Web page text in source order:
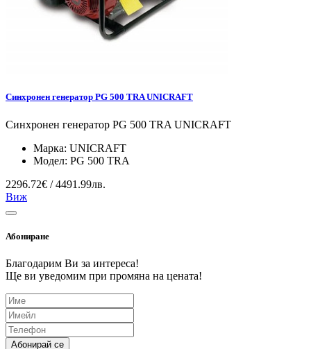
Синхронен генератор PG 500 TRA UNICRAFT
Синхронен генератор PG 500 TRA UNICRAFT
Марка: UNICRAFT
Модел: PG 500 TRA
2296.72€ / 4491.99лв.
Виж
Абониране
Благодарим Ви за интереса!
Ще ви уведомим при промяна на цената!
Абонирай се